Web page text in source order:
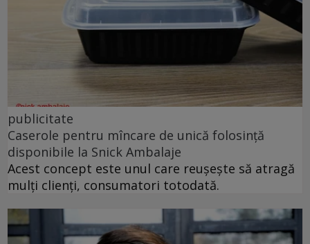
publicitate
Caserole pentru mîncare de unică folosință
disponibile la Snick Ambalaje
Acest concept este unul care reușește să atragă
mulți clienți, consumatori totodată.